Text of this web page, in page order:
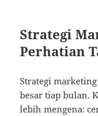
Strategi
Perhatian
Strategi
besar tiap bulan.
lebih mengena: